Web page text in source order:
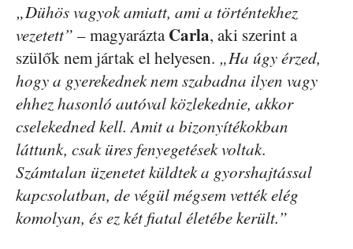
„Dühös vagyok amiatt, ami a történtekhez
vezetett” – magyaráztaCarla, aki szerint a
szülők nem jártak el helyesen. „Ha úgy érzed,
hogy a gyerekednek nem szabadna ilyen vagy
ehhez hasonló autóval közlekednie, akkor
cselekedned kell. Amit a bizonyítékokban
láttunk, csak üres fenyegetések voltak.
Számtalan üzenetet küldtek a gyorshajtással
kapcsolatban, de végül mégsem vették elég
komolyan, és ez két fiatal életébe került.”